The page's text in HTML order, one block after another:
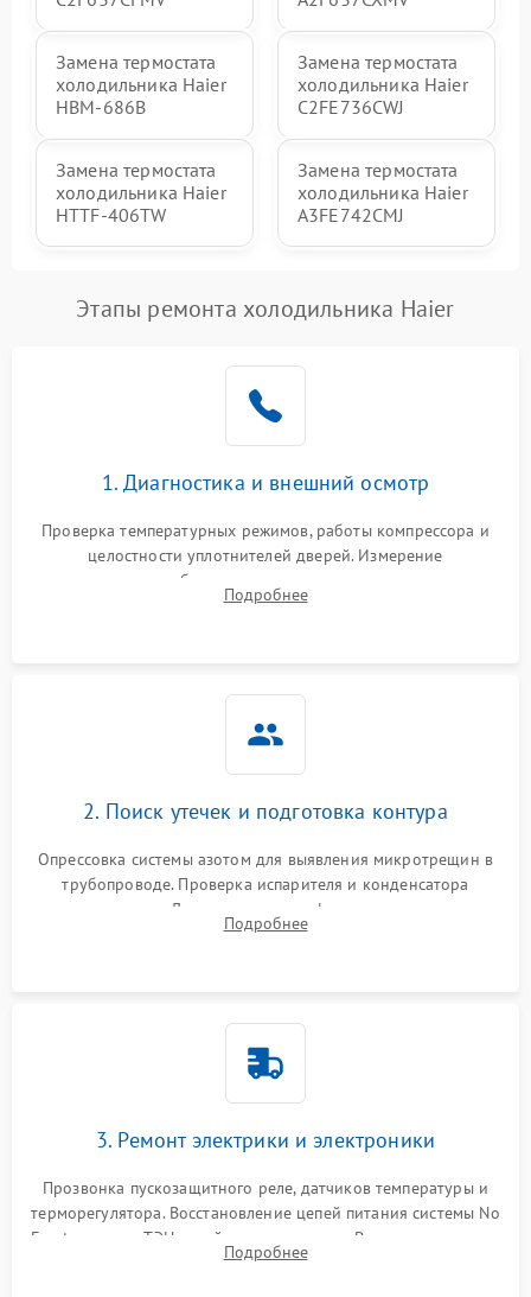
Замена термостата
холодильника Haier
HBM-686B
Замена термостата
холодильника Haier
C2FE736CWJ
Замена термостата
холодильника Haier
HTTF-406TW
Замена термостата
холодильника Haier
A3FE742CMJ
Этапы ремонта холодильника Haier
1. Диагностика и внешний осмотр
Проверка температурных режимов, работы компрессора и
целостности уплотнителей дверей. Измерение
сопротивления обмоток мотора, проверка термостата и
считывание кодов ошибок с электронного дисплея.
Подробнее
2. Поиск утечек и подготовка контура
Опрессовка системы азотом для выявления микротрещин в
трубопроводе. Проверка испарителя и конденсатора
течеискателем. Демонтаж старого фильтра-осушителя и
продувка капиллярной трубки для устранения засоров.
Подробнее
3. Ремонт электрики и электроники
Прозвонка пускозащитного реле, датчиков температуры и
терморегулятора. Восстановление цепей питания системы No
Frost, включая ТЭН оттайки и вентилятор. Ремонт или замена
платы управления при сбоях алгоритмов.
Подробнее